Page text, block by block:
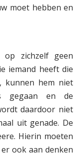
moet hebben en
zichzelf geen
iemand heeft die
kunnen hem niet
gegaan en de
daardoor niet
uit genade. De
Hierin moeten
ook aan denken